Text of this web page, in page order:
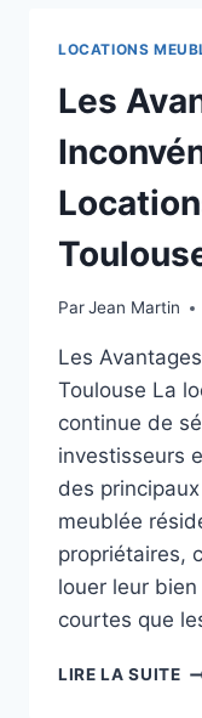
LOCATIONS
Les
ParJean Martin
Les
Toulouse La
continue de
investisseurs
des
meublée
propriétaires,
louer leur
courtes que
LIRE LA SUITE